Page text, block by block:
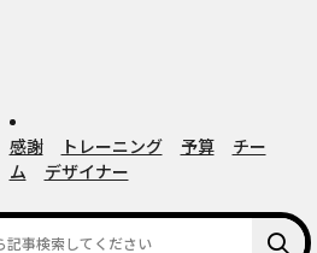
感謝 トレーニング 予算
チー
ム
デザイナー